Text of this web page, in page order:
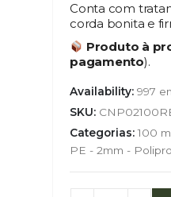
Conta com
corda bonita e
Produto à
pagamento).
Availability: 997
SKU:
Categorias:100
PE - 2mm -